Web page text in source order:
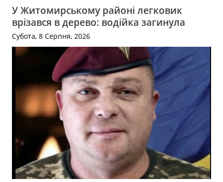
У Житомирському районі легковик
врізався в дерево: водійка загинула
Субота, 8 Серпня, 2026